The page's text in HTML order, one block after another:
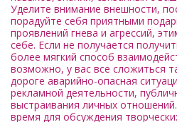
Уделите внимание внешности,
порадуйте себя приятными
проявлений гнева и агрессий,
себе. Если не получается
более мягкий способ
возможно, у вас все сложиться
дороге аварийно-опасная
рекламной деятельности,
выстраивания личных
время для обсуждения